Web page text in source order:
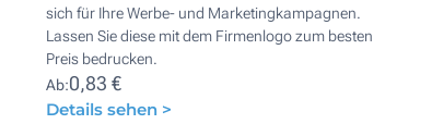
sich für Ihre Werbe- und Marketingkampagnen.
Lassen Sie diese mit dem Firmenlogo zum besten
Preis bedrucken.
Ab:0,83 €
Details sehen >